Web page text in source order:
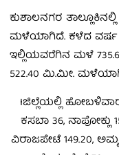
ಕುಶಾಲನಗರ
ಮಳೆಯಾಗಿದೆ. ಕಳೆದ ವರ್ಷ
ಇಲ್ಲಿಯವರೆಗಿನ ಮಳೆ
522.40 ಮಿ.ಮೀ.
Iಜಿಲ್ಲೆಯಲ್ಲಿ
ಕಸಬಾ 36, ನಾಪೋಕ್ಲು
ವಿರಾಜಪೇಟೆ 149.20,